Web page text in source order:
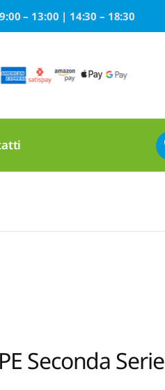
– 13:00 | 14:30 – 18:30
Seconda Serie